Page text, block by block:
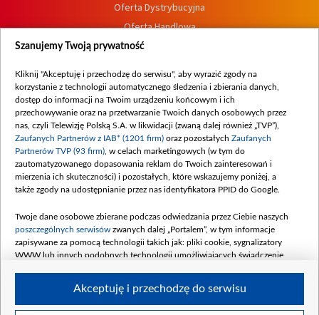
Oferta Dystrybucyjna
Oferta Handlowa
Dostępność
Procedura zgłoszeń wewnętrznych
Szanujemy Twoją prywatność
Kliknij "Akceptuję i przechodzę do serwisu", aby wyrazić zgody na
korzystanie z technologii automatycznego śledzenia i zbierania danych,
dostęp do informacji na Twoim urządzeniu końcowym i ich
przechowywanie oraz na przetwarzanie Twoich danych osobowych przez
nas, czyli Telewizję Polską S.A. w likwidacji (zwaną dalej również „TVP”),
Zaufanych Partnerów z IAB* (1201 firm) oraz pozostałych Zaufanych
Partnerów TVP (93 firm) , w celach marketingowych (w tym do
zautomatyzowanego dopasowania reklam do Twoich zainteresowań i
mierzenia ich skuteczności) i pozostałych, które wskazujemy poniżej, a
także zgody na udostępnianie przez nas identyfikatora PPID do Google.
Twoje dane osobowe zbierane podczas odwiedzania przez Ciebie naszych
poszczególnych serwisów zwanych dalej „Portalem”, w tym informacje
zapisywane za pomocą technologii takich jak: pliki cookie, sygnalizatory
WWW lub innych podobnych technologii umożliwiających świadczenie
Akceptuję i przechodzę do serwisu